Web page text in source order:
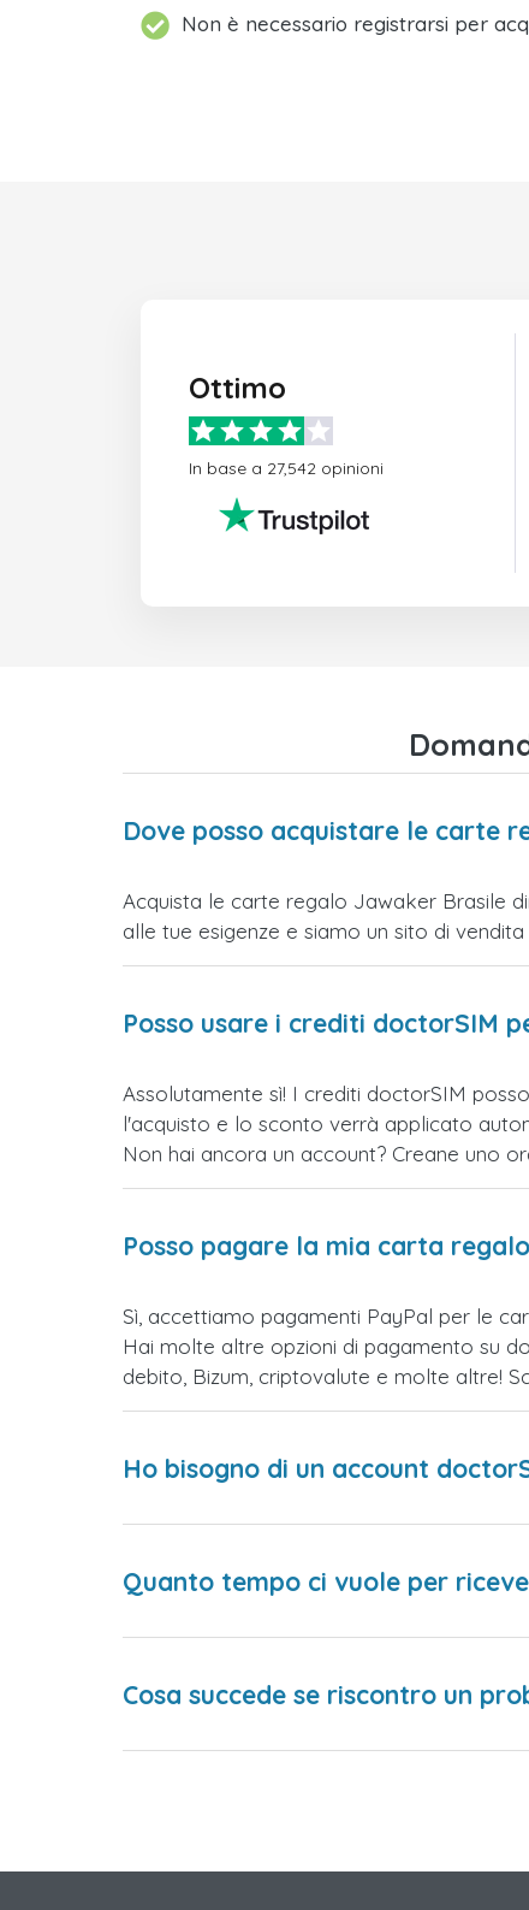
Non è necessario registrarsi per
Ottimo
In base a 27,542 opinioni
Dove posso acquistare le carte
Acquista le carte regalo Jawaker Brasile
alle tue esigenze e siamo un sito di
Posso usare i crediti doctorSIM
Assolutamente sì! I crediti doctorSIM
l'acquisto e lo sconto verrà applicato
Non hai ancora un account? Creane uno
Posso pagare la mia carta
Sì, accettiamo pagamenti PayPal per le
Hai molte altre opzioni di pagamento su
debito, Bizum, criptovalute e molte altre!
Ho bisogno di un account
Quanto tempo ci vuole per
Cosa succede se riscontro un